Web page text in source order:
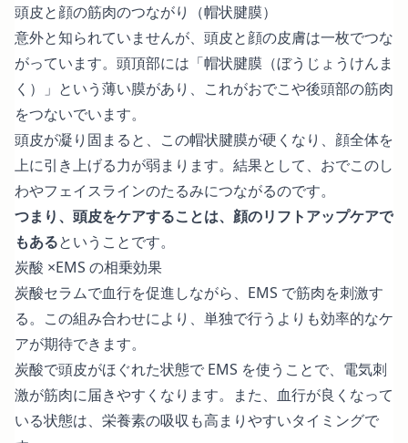
頭皮と顔の筋肉のつながり（帽状腱膜）
意外と知られていませんが、頭皮と顔の皮膚は一枚でつな
がっています。頭頂部には「帽状腱膜（ぼうじょうけんま
く）」という薄い膜があり、これがおでこや後頭部の筋肉
をつないでいます。
頭皮が凝り固まると、この帽状腱膜が硬くなり、顔全体を
上に引き上げる力が弱まります。結果として、おでこのし
わやフェイスラインのたるみにつながるのです。
つまり、頭皮をケアすることは、顔のリフトアップケアで
もあるということです。
炭酸 ×EMS の相乗効果
炭酸セラムで血行を促進しながら、EMS で筋肉を刺激す
る。この組み合わせにより、単独で行うよりも効率的なケ
アが期待できます。
炭酸で頭皮がほぐれた状態で EMS を使うことで、電気刺
激が筋肉に届きやすくなります。また、血行が良くなって
いる状態は、栄養素の吸収も高まりやすいタイミングで